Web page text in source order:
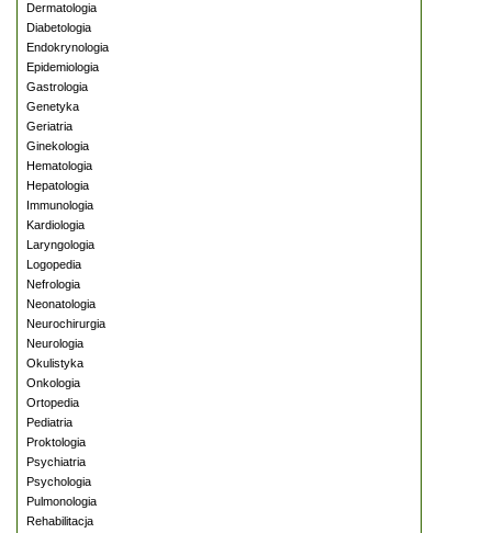
Dermatologia
Diabetologia
Endokrynologia
Epidemiologia
Gastrologia
Genetyka
Geriatria
Ginekologia
Hematologia
Hepatologia
Immunologia
Kardiologia
Laryngologia
Logopedia
Nefrologia
Neonatologia
Neurochirurgia
Neurologia
Okulistyka
Onkologia
Ortopedia
Pediatria
Proktologia
Psychiatria
Psychologia
Pulmonologia
Rehabilitacja